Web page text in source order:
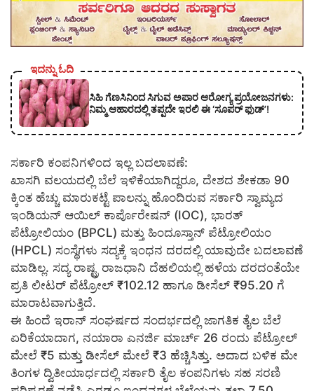
ಇದನ್ನು ಓದಿ
ಸಿಹಿ ಗೆಣಸಿನಿಂದ ಸಿಗುವ ಅಪಾರ ಆರೋಗ್ಯ ಪ್ರಯೋಜನಗಳು:
ನಿಮ್ಮ ಆಹಾರದಲ್ಲಿ ತಪ್ಪದೇ ಇರಲಿ ಈ ‘ಸೂಪರ್ ಫುಡ್’!
ಸರ್ಕಾರಿ ಕಂಪನಿಗಳಿಂದ ಇಲ್ಲ ಬದಲಾವಣೆ:
ಖಾಸಗಿ ವಲಯದಲ್ಲಿ ಬೆಲೆ ಇಳಿಕೆಯಾಗಿದ್ದರೂ, ದೇಶದ ಶೇಕಡಾ 90
ಕ್ಕಿಂತ ಹೆಚ್ಚು ಮಾರುಕಟ್ಟೆ ಪಾಲನ್ನು ಹೊಂದಿರುವ ಸರ್ಕಾರಿ ಸ್ವಾಮ್ಯದ
ಇಂಡಿಯನ್ ಆಯಿಲ್ ಕಾರ್ಪೊರೇಷನ್ (IOC), ಭಾರತ್
ಪೆಟ್ರೋಲಿಯಂ (BPCL) ಮತ್ತು ಹಿಂದೂಸ್ತಾನ್ ಪೆಟ್ರೋಲಿಯಂ
(HPCL) ಸಂಸ್ಥೆಗಳು ಸದ್ಯಕ್ಕೆ ಇಂಧನ ದರದಲ್ಲಿ ಯಾವುದೇ ಬದಲಾವಣೆ
ಮಾಡಿಲ್ಲ. ಸದ್ಯ ರಾಷ್ಟ್ರ ರಾಜಧಾನಿ ದೆಹಲಿಯಲ್ಲಿ ಹಳೆಯ ದರದಂತೆಯೇ
ಪ್ರತಿ ಲೀಟರ್ ಪೆಟ್ರೋಲ್ ₹102.12 ಹಾಗೂ ಡೀಸೆಲ್ ₹95.20 ಗೆ
ಮಾರಾಟವಾಗುತ್ತಿದೆ.
ಈ ಹಿಂದೆ ಇರಾನ್ ಸಂಘರ್ಷದ ಸಂದರ್ಭದಲ್ಲಿ ಜಾಗತಿಕ ತೈಲ ಬೆಲೆ
ಏರಿಕೆಯಾದಾಗ, ನಯಾರಾ ಎನರ್ಜಿ ಮಾರ್ಚ್ 26 ರಂದು ಪೆಟ್ರೋಲ್
ಮೇಲೆ ₹5 ಮತ್ತು ಡೀಸೆಲ್ ಮೇಲೆ ₹3 ಹೆಚ್ಚಿಸಿತ್ತು. ಅದಾದ ಬಳಿಕ ಮೇ
ತಿಂಗಳ ದ್ವಿತೀಯಾರ್ಧದಲ್ಲಿ ಸರ್ಕಾರಿ ತೈಲ ಕಂಪನಿಗಳು ಸಹ ಸರಣಿ